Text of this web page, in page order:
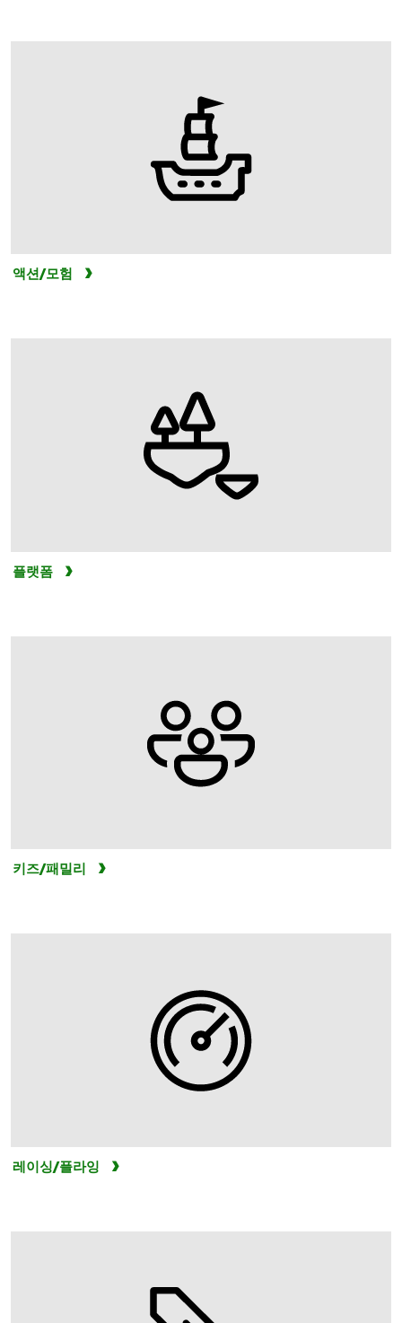
액션/모험
플랫폼
키즈/패밀리
레이싱/플라잉